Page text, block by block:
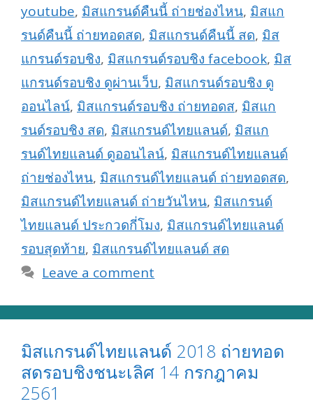
youtube, มิสแกรนด์คืนนี้ ถ่ายช่องไหน, มิสแก
รนด์คืนนี้ ถ่ายทอดสด, มิสแกรนด์คืนนี้ สด, มิส
แกรนด์รอบชิง, มิสแกรนด์รอบชิง facebook, มิส
แกรนด์รอบชิง ดูผ่านเว็บ, มิสแกรนด์รอบชิง ดู
ออนไลน์, มิสแกรนด์รอบชิง ถ่ายทอดส, มิสแก
รนด์รอบชิง สด, มิสแกรนด์ไทยแลนด์, มิสแก
รนด์ไทยแลนด์ ดูออนไลน์, มิสแกรนด์ไทยแลนด์
ถ่ายช่องไหน, มิสแกรนด์ไทยแลนด์ ถ่ายทอดสด,
มิสแกรนด์ไทยแลนด์ ถ่ายวันไหน, มิสแกรนด์
ไทยแลนด์ ประกวดกี่โมง, มิสแกรนด์ไทยแลนด์
รอบสุดท้าย, มิสแกรนด์ไทยแลนด์ สด
Leave a comment
มิสแกรนด์ไทยแลนด์ 2018 ถ่ายทอด
สดรอบชิงชนะเลิศ 14 กรกฎาคม
2561